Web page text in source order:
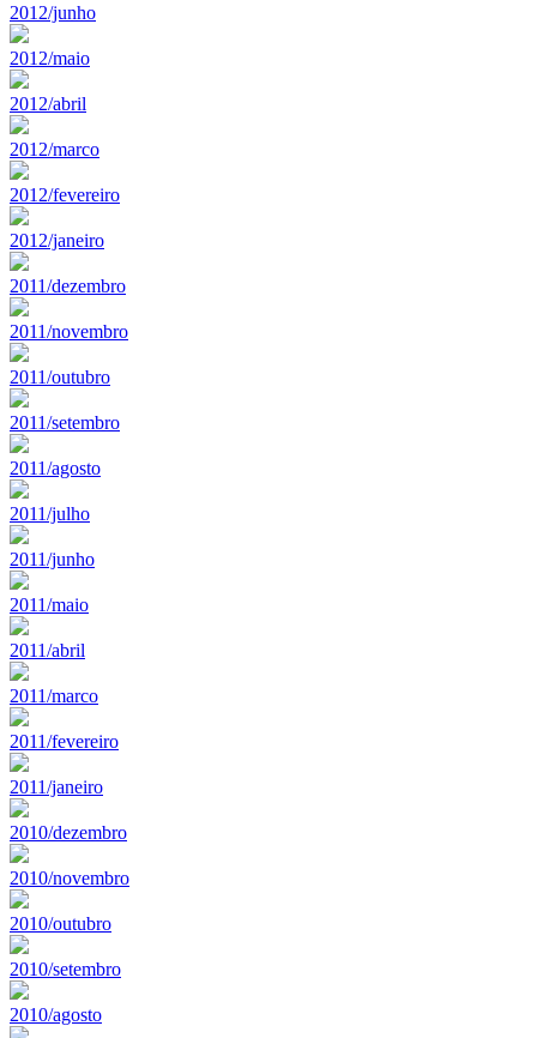
2012/junho
2012/maio
2012/abril
2012/marco
2012/fevereiro
2012/janeiro
2011/dezembro
2011/novembro
2011/outubro
2011/setembro
2011/agosto
2011/julho
2011/junho
2011/maio
2011/abril
2011/marco
2011/fevereiro
2011/janeiro
2010/dezembro
2010/novembro
2010/outubro
2010/setembro
2010/agosto